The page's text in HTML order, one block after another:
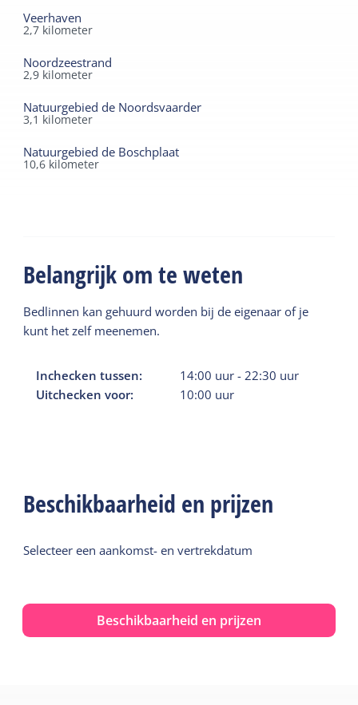
Veerhaven
2,7 kilometer
Noordzeestrand
2,9 kilometer
Natuurgebied de Noordsvaarder
3,1 kilometer
Natuurgebied de Boschplaat
10,6 kilometer
Belangrijk om te weten
Bedlinnen kan gehuurd worden bij de eigenaar of je
kunt het zelf meenemen.
Inchecken tussen: 14:00 uur -22:30 uur
Uitchecken voor:
10:00 uur
Beschikbaarheid en prijzen
Selecteer een aankomst- en vertrekdatum
Beschikbaarheid en prijzen